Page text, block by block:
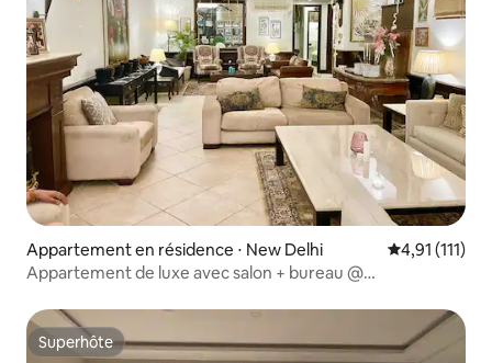
Appartement en résidence ⋅ New Delhi Évaluation
4,91 (111)
Appartement de luxe avec salon + bureau @
Superhôte
Superhôte